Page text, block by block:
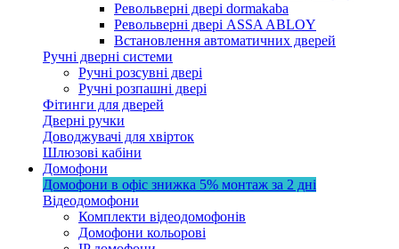
Револьверні двері dormakaba
Револьверні двері ASSA ABLOY
Встановлення автоматичних дверей
Ручні дверні системи
Ручні розсувні двері
Ручні розпашні двері
Фітинги для дверей
Дверні ручки
Доводжувачі для хвірток
Шлюзові кабіни
Домофони
Домофони в офіс знижка 5% монтаж за 2 дні
Відеодомофони
Комплекти відеодомофонів
Домофони кольорові